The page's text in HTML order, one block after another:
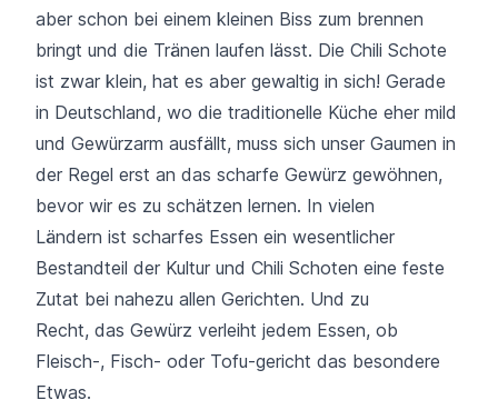
aber schon bei einem kleinen Biss zum brennen
bringt und die Tränen laufen lässt. Die Chili Schote
ist zwar klein, hat es aber gewaltig in sich! Gerade
in Deutschland, wo die traditionelle Küche eher mild
und Gewürzarm ausfällt, muss sich unser Gaumen in
der Regel erst an das scharfe Gewürz gewöhnen,
bevor wir es zu schätzen lernen. In vielen
Ländern ist scharfes Essen ein wesentlicher
Bestandteil der Kultur und Chili Schoten eine feste
Zutat bei nahezu allen Gerichten. Und zu
Recht, das Gewürz verleiht jedem Essen, ob
Fleisch-, Fisch- oder Tofu-gericht das besondere
Etwas.